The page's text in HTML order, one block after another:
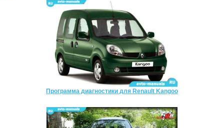
Программа диагностики для Renault Kangoo